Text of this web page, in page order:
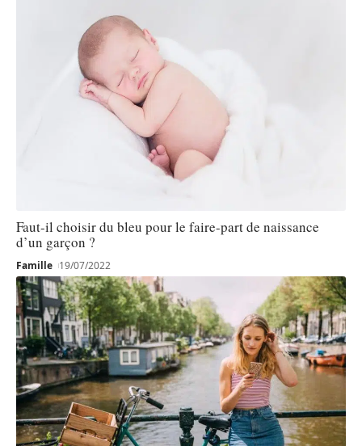
Faut-il choisir du bleu pour le faire-part de naissance
d’un garçon ?
Famille 19/07/2022